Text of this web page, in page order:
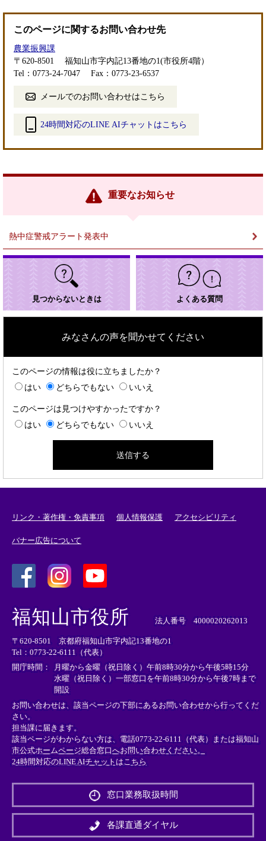
このページに関するお問い合わせ先
農業振興課
〒620-8501
福知山市字内記13番地の1(市役所4階）
Tel：0773-24-7047
Fax：0773-23-6537
メールでのお問い合わせはこちら
24時間対応のLINE AIチャットはこちら
リ
重要なお知らせ
熱中症警戒アラート発表中
見つからないときは よくある質問
みなさんの声を聞かせてください
このページの情報は役に立ちましたか？
はい
どちらでもない いいえ
このページは見つけやすかったですか？
はい
どちらでもない いいえ
リンク・著作権・免責事項 個人情報保護 アクセシビリティ
バナー広告について
外
部
リ
ン
ク
＞
外
リ
ン
ク
＞
外
部
ン
ク
＞
福知山市役所 法人番号 4000020262013
〒620-8501 京都府福知山市字内記13番地の1
Tel：0773-22-6111（代表）
開庁時間：
月曜から金曜（祝日除く）午前8時30分から午後5時15分
水曜（祝日除く）一部窓口を午前8時30分から午後7時まで
開設
お問い合わせは、該当ページの下部にあるお問い合わせから行ってくだ
さい。
担当課に届きます。
該当ページがわからない方は、電話0773-22-6111（代表）または福知山
市公式ホームページ総合窓口へお問い合わせください。
24時間対応のLINE AIチャットはこちら
外
リ
ン
窓口業務取扱時間
各課直通ダイヤル